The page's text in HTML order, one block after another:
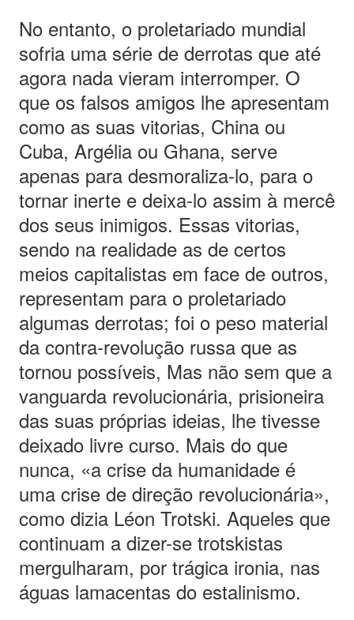
No entanto, o proletariado mundial
sofria uma série de derrotas que até
agora nada vieram interromper. O
que os falsos amigos lhe apresentam
como as suas vitorias, China ou
Cuba, Argélia ou Ghana, serve
apenas para desmoraliza-lo, para o
tornar inerte e deixa-lo assim à mercê
dos seus inimigos. Essas vitorias,
sendo na realidade as de certos
meios capitalistas em face de outros,
representam para o proletariado
algumas derrotas; foi o peso material
da contra-revolução russa que as
tornou possíveis, Mas não sem que a
vanguarda revolucionária, prisioneira
das suas próprias ideias, lhe tivesse
deixado livre curso. Mais do que
nunca, «a crise da humanidade é
uma crise de direção revolucionária»,
como dizia Léon Trotski. Aqueles que
continuam a dizer-se trotskistas
mergulharam, por trágica ironia, nas
águas lamacentas do estalinismo.